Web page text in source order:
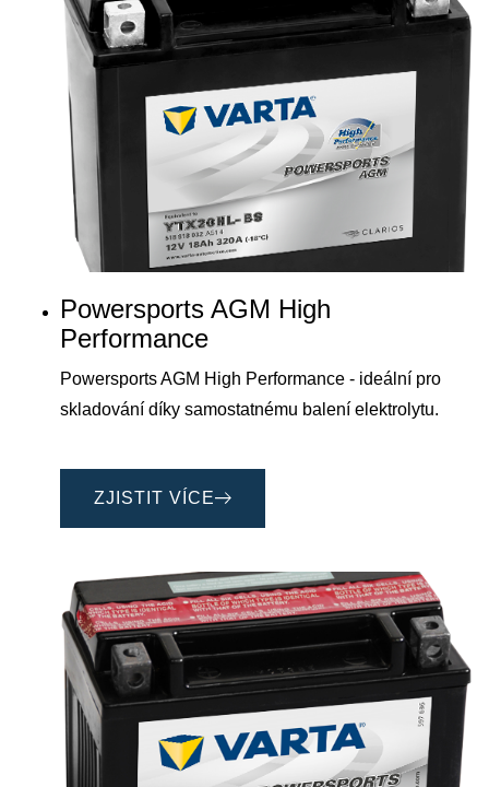
Powersports AGM High
Performance
Powersports AGM High Performance - ideální pro
skladování díky samostatnému balení elektrolytu.
ZJISTIT VÍCE